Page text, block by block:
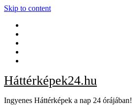
Skip to content
Háttérképek24.hu
Ingyenes Háttérképek a nap 24 órájában!